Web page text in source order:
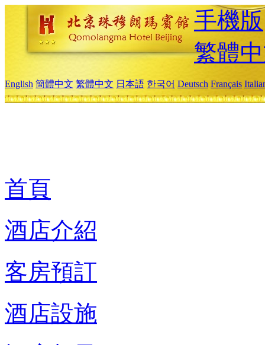
手機版
繁體
English 簡體中文 繁體中文 日本語 한국어 Deutsch Français
首頁
酒店介紹
客房預訂
酒店設施